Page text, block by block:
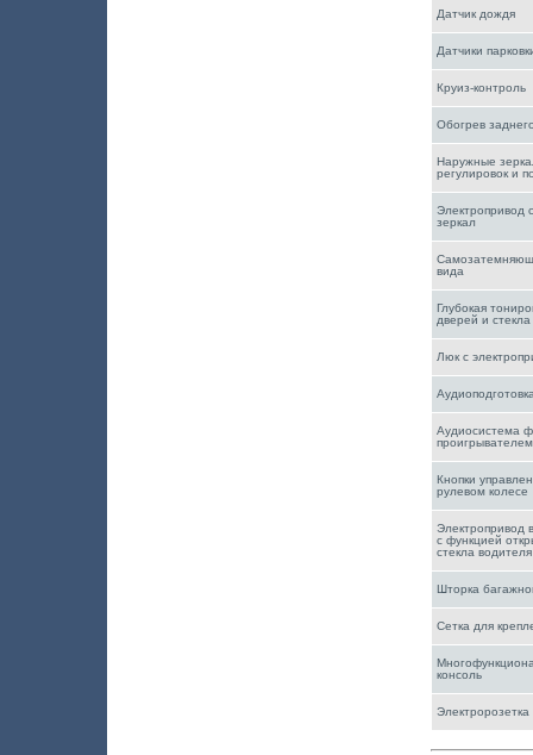
Датчик дождя
Датчики
Круиз-контроль
Обогрев
Наружные
регулировок и
Электропривод
зеркал
вида
Глубокая
дверей и
Люк с
Аудиосистема
Кнопки
рулевом колесе
Электропривод
с функцией
стекла
Шторка
Сетка для
консоль